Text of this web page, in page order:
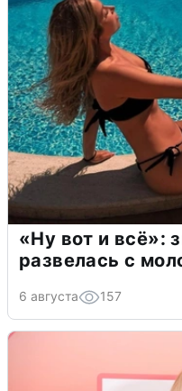
«Ну вот и всё»:
развелась с
6 августа 157